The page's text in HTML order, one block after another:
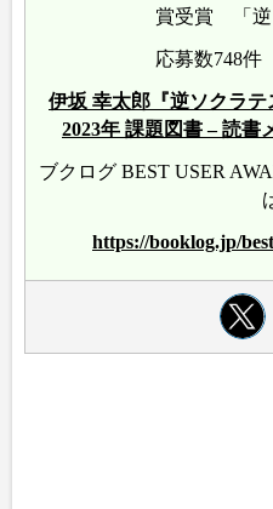
賞受賞 「逆
応募数748
伊坂 幸太郎『逆ソクラ
2023年 課題図書 – 読書
ブクログ BEST USER
https://booklog.jp/